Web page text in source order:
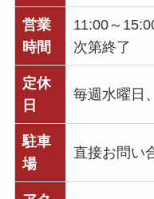
営業
時間
11:00～
次第終了
定休
日
毎週水曜日
駐車
場
直接お問い